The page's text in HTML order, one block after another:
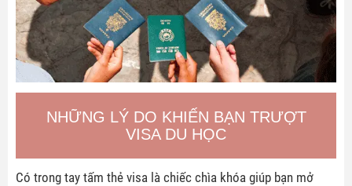
NHỮNG LÝ DO KHIẾN BẠN TRƯỢT
VISA DU HỌC
Có trong tay tấm thẻ visa là chiếc chìa khóa giúp bạn mở